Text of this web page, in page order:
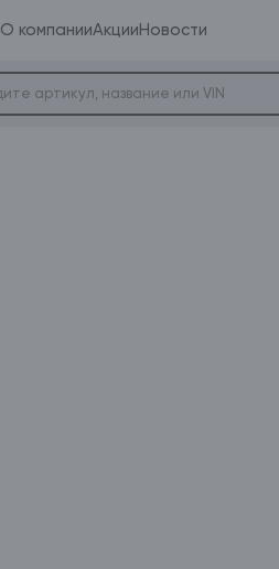
О компанииАкции Новости